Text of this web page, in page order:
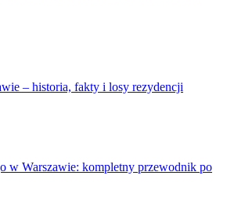
– historia, fakty i losy rezydencji
w Warszawie: kompletny przewodnik po